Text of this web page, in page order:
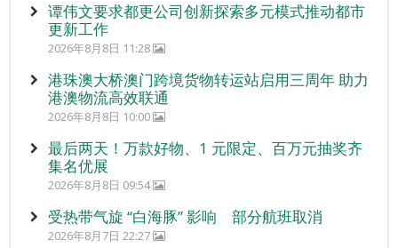
谭伟文要求都更公司创新探索多元模式推动都市
更新工作
2026年8月8日 11:28
港珠澳大桥澳门跨境货物转运站启用三周年 助力
港澳物流高效联通
2026年8月8日 10:00
最后两天！万款好物、1 元限定、百万元抽奖齐
集名优展
2026年8月8日 09:54
受热带气旋 “白海豚” 影响 部分航班取消
2026年8月7日 22:27